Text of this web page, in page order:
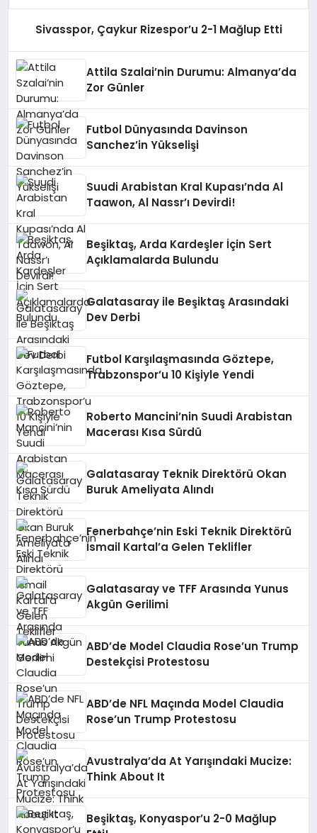
Sivasspor, Çaykur Rizespor’u 2-1 Mağlup Etti
Attila Szalai’nin Durumu: Almanya’da
Zor Günler
Futbol Dünyasında Davinson
Sanchez’in Yükselişi
Suudi Arabistan Kral Kupası’nda Al
Taawon, Al Nassr’ı Devirdi!
Beşiktaş, Arda Kardeşler İçin Sert
Açıklamalarda Bulundu
Galatasaray ile Beşiktaş Arasındaki
Dev Derbi
Futbol Karşılaşmasında Göztepe,
Trabzonspor’u 10 Kişiyle Yendi
Roberto Mancini’nin Suudi Arabistan
Macerası Kısa Sürdü
Galatasaray Teknik Direktörü Okan
Buruk Ameliyata Alındı
Fenerbahçe’nin Eski Teknik Direktörü
İsmail Kartal’a Gelen Teklifler
Galatasaray ve TFF Arasında Yunus
Akgün Gerilimi
ABD’de Model Claudia Rose’un Trump
Destekçisi Protestosu
ABD’de NFL Maçında Model Claudia
Rose’un Trump Protestosu
Avustralya’da At Yarışındaki Mucize:
Think About It
Beşiktaş, Konyaspor’u 2-0 Mağlup